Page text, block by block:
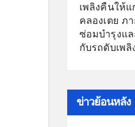
เพลิงคืนให้
คลองเตย ภ
ซ่อมบำรุงแ
กับรถดับเพ
ข่าวย้อนหลัง